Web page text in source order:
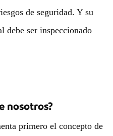
de seguridad. Y su
debe ser inspeccionado
nosotros?
primero el concepto de